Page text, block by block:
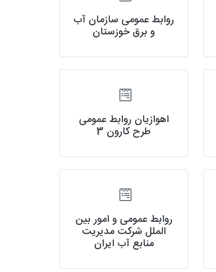
روابط عمومی سازمان آب
و برق خوزستان
اهوازیان روابط عمومی
طرح کارون 3
روابط عمومی و امور بین
الملل شرکت مدیریت
منابع آب ایران